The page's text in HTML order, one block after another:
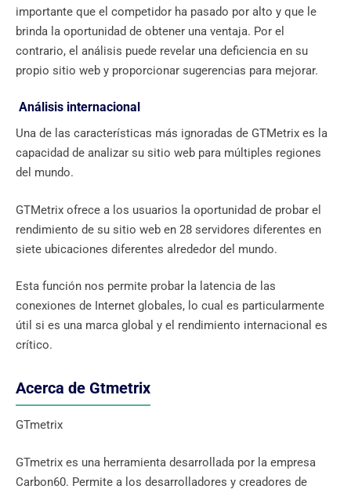
importante que el competidor ha pasado por alto y que le
brinda la oportunidad de obtener una ventaja. Por el
contrario, el análisis puede revelar una deficiencia en su
propio sitio web y proporcionar sugerencias para mejorar.
Análisis internacional
Una de las características más ignoradas de GTMetrix es la
capacidad de analizar su sitio web para múltiples regiones
del mundo.
GTMetrix ofrece a los usuarios la oportunidad de probar el
rendimiento de su sitio web en 28 servidores diferentes en
siete ubicaciones diferentes alrededor del mundo.
Esta función nos permite probar la latencia de las
conexiones de Internet globales, lo cual es particularmente
útil si es una marca global y el rendimiento internacional es
crítico.
Acerca de Gtmetrix
GTmetrix
GTmetrix es una herramienta desarrollada por la empresa
Carbon60. Permite a los desarrolladores y creadores de